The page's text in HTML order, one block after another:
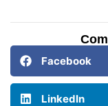
Facebook
LinkedIn